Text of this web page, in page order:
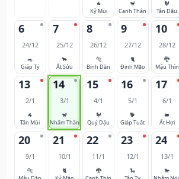
🐐
Kỷ Mùi
🐒
Canh Thân
🐓
Tân Dậu
6
24/12
🐀
Giáp Tý
7
25/12
🐂
Ất Sửu
8
26/12
🐅
Bính Dần
9
27/12
🐈
Đinh Mão
10
28/12
🐉
Mậu Thìn
13
2/1
🐐
Tân Mùi
14
3/1
🐒
Nhâm Thân
15
4/1
🐓
Quý Dậu
16
5/1
🐕
Giáp Tuất
17
6/1
🐖
Ất Hợi
20
9/1
🐅
21
10/1
🐈
22
11/1
🐉
23
12/1
🐍
24
13/1
🐎